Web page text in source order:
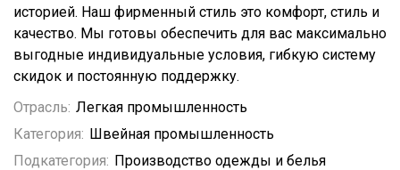
историей. Наш фирменный стиль это комфорт, стиль и
качество. Мы готовы обеспечить для вас максимально
выгодные индивидуальные условия, гибкую систему
скидок и постоянную поддержку.
Отрасль: Легкая промышленность
Категория: Швейная промышленность
Подкатегория: Производство одежды и белья